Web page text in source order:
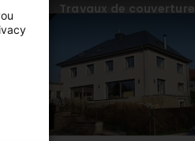
Travaux de couverture